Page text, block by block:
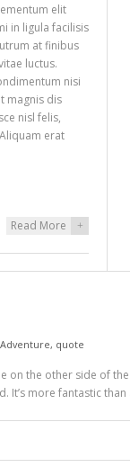
elit
in ligula facilisis
at finibus
luctus.
nisi
magnis dis
nisl felis,
erat
Read More +
Adventure, quote
on the other side of
It’s more fantastic